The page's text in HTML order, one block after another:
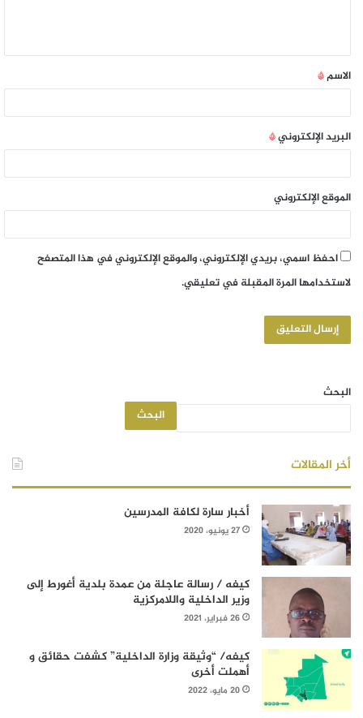
الاسم*
البريد الإلكتروني*
الموقع الإلكتروني
احفظ اسمي، بريدي الإلكتروني، والموقع الإلكتروني في هذا المتصفح
لاستخدامها المرة المقبلة في تعليقي.
البحث
البحث
أخر المقالات
أخبار سارة لكافة المدرسين
27 يونيو، 2020
كيفه / رسالة عاجلة من عمدة بلدية أغورط إلى
وزير الداخلية واللامركزية
26 فبراير، 2021
كيفه/ “وثيقة وزارة الداخلية” كشفت حقائق و
أهملت أخرى
20 مايو، 2022